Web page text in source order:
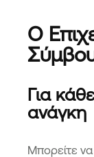
Ο
Για
ανάγκη
Μπορείτε